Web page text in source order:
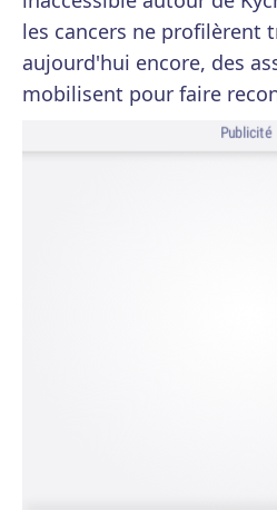
les cancers ne profilèrent
aujourd'hui encore, des
mobilisent pour faire
Publicité